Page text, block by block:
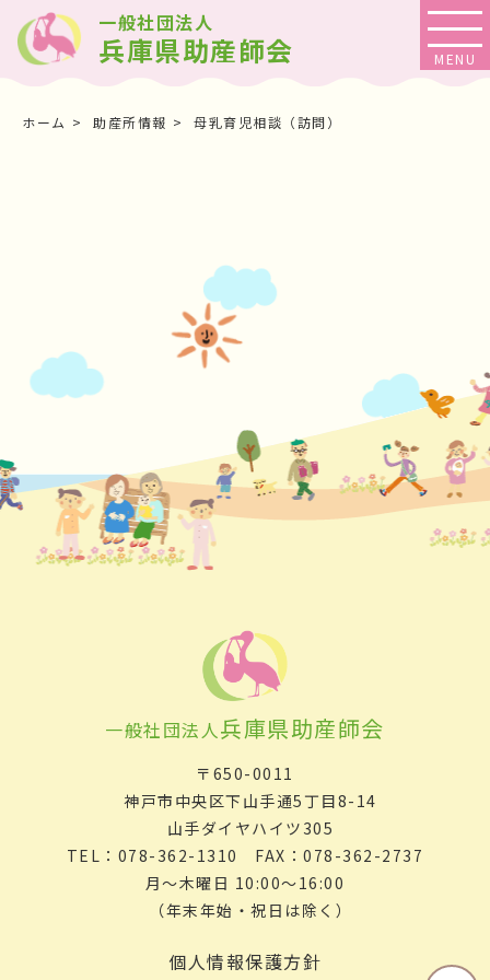
一般社団法人
兵庫県助産師会
ホーム 助産所情報 母乳育児相談（訪問）
一般社団法人 兵庫県助産師会
〒650-0011
神戸市中央区下山手通5丁目8-14
山手ダイヤハイツ305
TEL：078-362-1310 FAX：078-362-2737
月～木曜日 10:00～16:00
（年末年始・祝日は除く）
個人情報保護方針